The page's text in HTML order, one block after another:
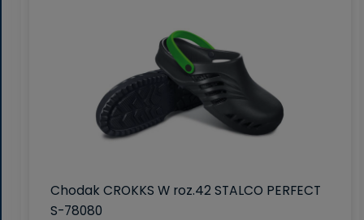
Chodak CROKKS W roz.42 STALCO PERFECT
S-78080